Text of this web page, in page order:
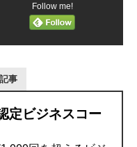
Follow me!
事
定ビジネスコー